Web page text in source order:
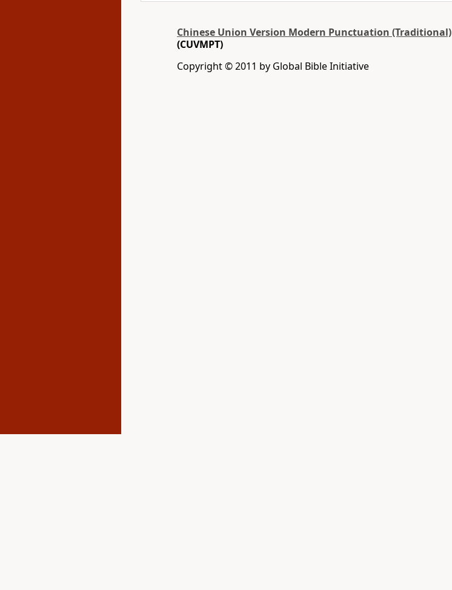
Chinese Union Version Modern Punctuation (Traditional)
(CUVMPT)
Copyright © 2011 by Global Bible Initiative